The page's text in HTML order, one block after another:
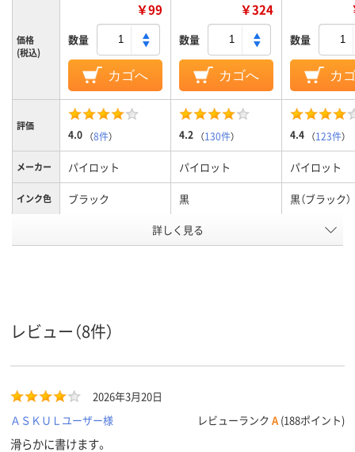
価格
(税込)
￥99
数量
カゴへ
￥324
数量
カゴへ
数量
カ
評価
4.0 （8件） 4.2 （130件） 4.4 （123件）
メーカー パイロット パイロット パイロット
インク色 ブラック 黒 黒（ブラック）
0.5mm 0.38mm0.38
アスクル
スコア
詳しく見る
レビュー（8件）
2026年3月20日
ＡＳＫＵＬユーザー様
レビューランク A (188ポイント)
滑らかに書けます。